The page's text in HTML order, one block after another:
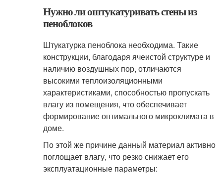
Нужно ли оштукатуривать стены из
пеноблоков
Штукатурка пеноблока необходима. Такие
конструкции, благодаря ячеистой структуре и
наличию воздушных пор, отличаются
высокими теплоизоляционными
характеристиками, способностью пропускать
влагу из помещения, что обеспечивает
формирование оптимального микроклимата в
доме.
По этой же причине данный материал активно
поглощает влагу, что резко снижает его
эксплуатационные параметры: